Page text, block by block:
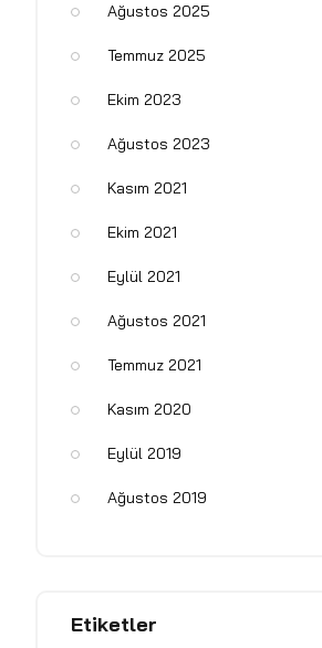
Ağustos 2025
Temmuz 2025
Ekim 2023
Ağustos 2023
Kasım 2021
Ekim 2021
Eylül 2021
Ağustos 2021
Temmuz 2021
Kasım 2020
Eylül 2019
Ağustos 2019
Etiketler